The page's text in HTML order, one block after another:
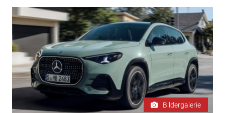
Bildergalerie